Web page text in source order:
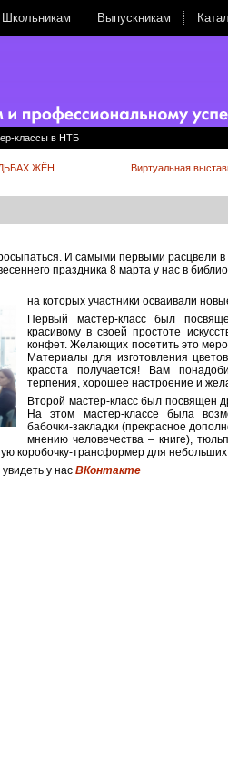
Школьникам Выпускникам
классы в НТБ
ЖЁН… Виртуальная
И самыми первыми расцвели
праздника 8 марта у нас в
на которых участники осваивали
Первый мастер-класс был
красивому в своей простоте
конфет. Желающих посетить это
Материалы для изготовления
красота получается! Вам
терпения, хорошее настроение и
Второй мастер-класс был посвящен
На этом мастер-классе была
бабочки-закладки (прекрасное
мнению человечества – книге),
коробочку-трансформер для
у нас ВКонтакте